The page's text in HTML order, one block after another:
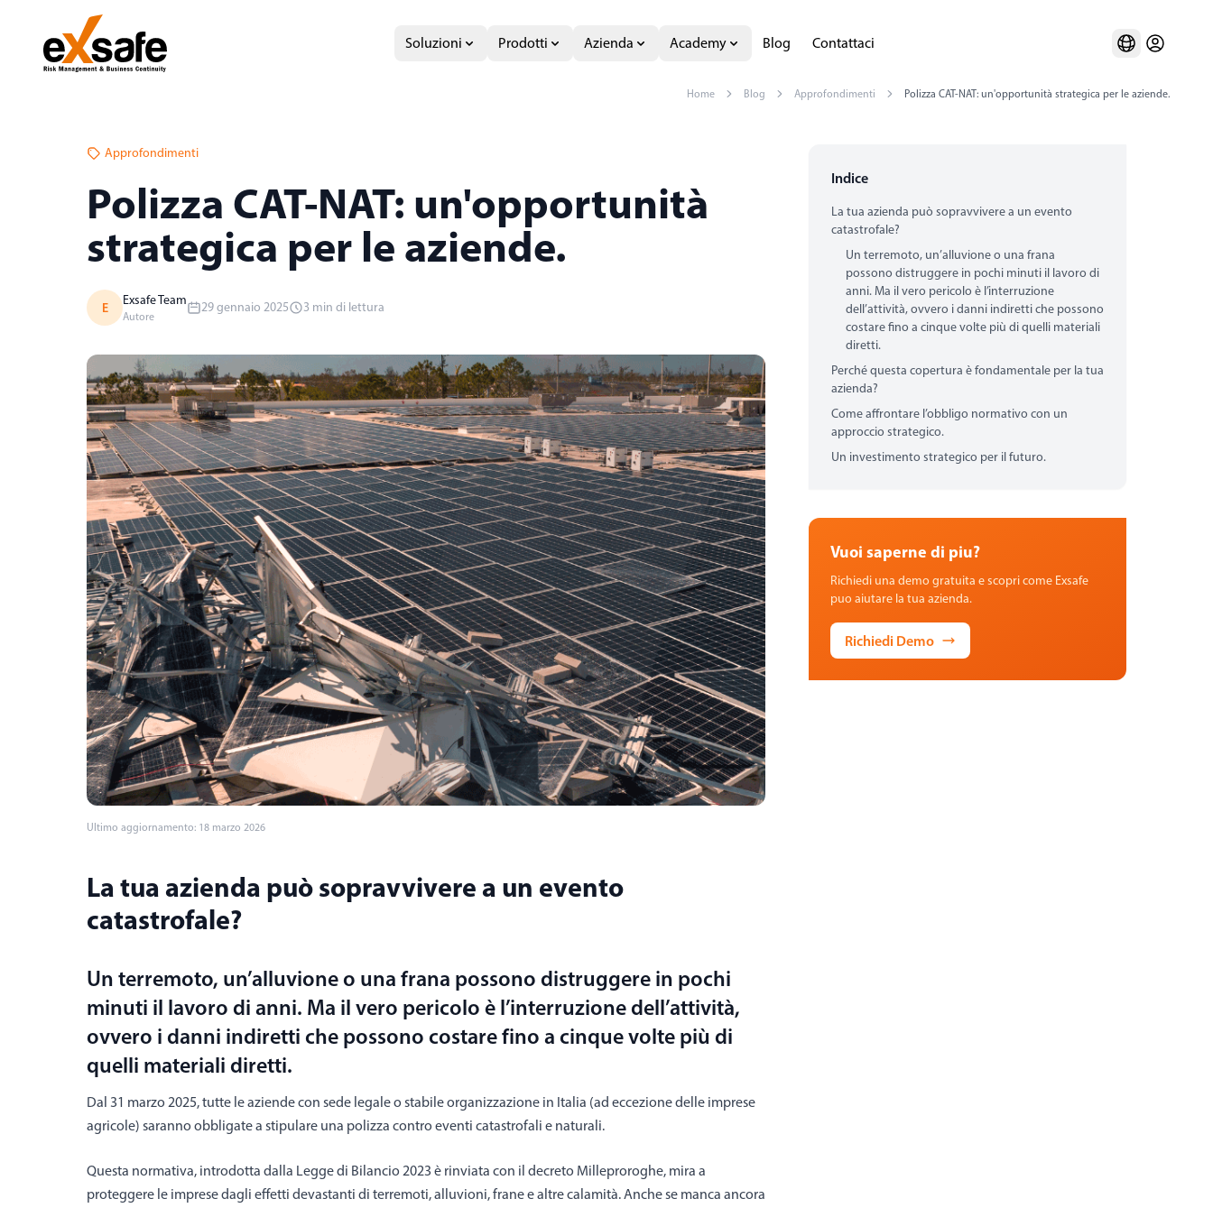
Soluzioni Prodotti Azienda Academy Blog Contattaci
Home Blog Approfondimenti Polizza CAT-NAT: un'opportunità strategica per le aziende.
Approfondimenti
Polizza CAT-NAT: un'opportunità
strategica per le aziende.
E Exsafe Team
Autore
29 gennaio 2025 3 min di lettura
Ultimo aggiornamento: 18 marzo 2026
La tua azienda può sopravvivere a un evento
catastrofale?
Un terremoto, un’alluvione o una frana possono distruggere in pochi
minuti il lavoro di anni. Ma il vero pericolo è l’interruzione dell’attività,
ovvero i danni indiretti che possono costare fino a cinque volte più di
quelli materiali diretti.
Dal 31 marzo 2025, tutte le aziende con sede legale o stabile organizzazione in Italia (ad eccezione delle imprese
agricole) saranno obbligate a stipulare una polizza contro eventi catastrofali e naturali.
Questa normativa, introdotta dalla Legge di Bilancio 2023 è rinviata con il decreto Milleproroghe, mira a
proteggere le imprese dagli effetti devastanti di terremoti, alluvioni, frane e altre calamità. Anche se manca ancora
Indice
La tua azienda può sopravvivere a un evento
catastrofale?
Un terremoto, un’alluvione o una frana
possono distruggere in pochi minuti il lavoro di
anni. Ma il vero pericolo è l’interruzione
dell’attività, ovvero i danni indiretti che possono
costare fino a cinque volte più di quelli materiali
diretti.
Perché questa copertura è fondamentale per la tua
azienda?
Come affrontare l’obbligo normativo con un
approccio strategico.
Un investimento strategico per il futuro.
Vuoi saperne di piu?
Richiedi una demo gratuita e scopri come Exsafe
puo aiutare la tua azienda.
Richiedi Demo